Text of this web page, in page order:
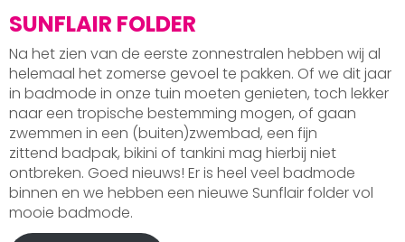
SUNFLAIR FOLDER
Na het zien van de eerste zonnestralen hebben wij al
helemaal het zomerse gevoel te pakken. Of we dit jaar
in badmode in onze tuin moeten genieten, toch lekker
naar een tropische bestemming mogen, of gaan
zwemmen in een (buiten)zwembad, een fijn
zittend badpak, bikini of tankini mag hierbij niet
ontbreken. Goed nieuws! Er is heel veel badmode
binnen en we hebben een nieuwe Sunflair folder vol
mooie badmode.